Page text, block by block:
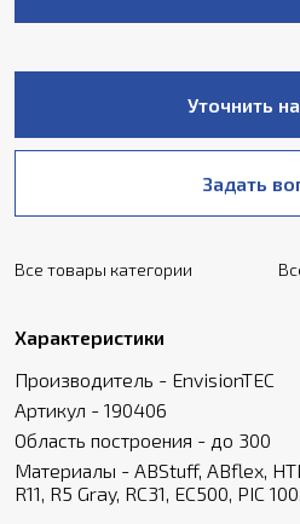
Уточнить
Задать
Все товары категории
Характеристики
Производитель - EnvisionTEC
Артикул - 190406
Область построения - до 300
Материалы - ABStuff, ABflex,
R11, R5 Gray, RC31, EC500, PIC